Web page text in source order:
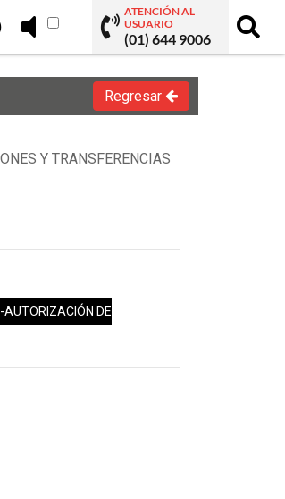
ATENCIÓN AL
USUARIO
(01) 644 9006
Regresar
Y TRANSFERENCIAS
DE